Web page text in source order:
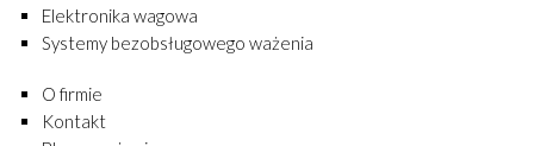
Elektronika wagowa
Systemy bezobsługowego ważenia
O firmie
Kontakt